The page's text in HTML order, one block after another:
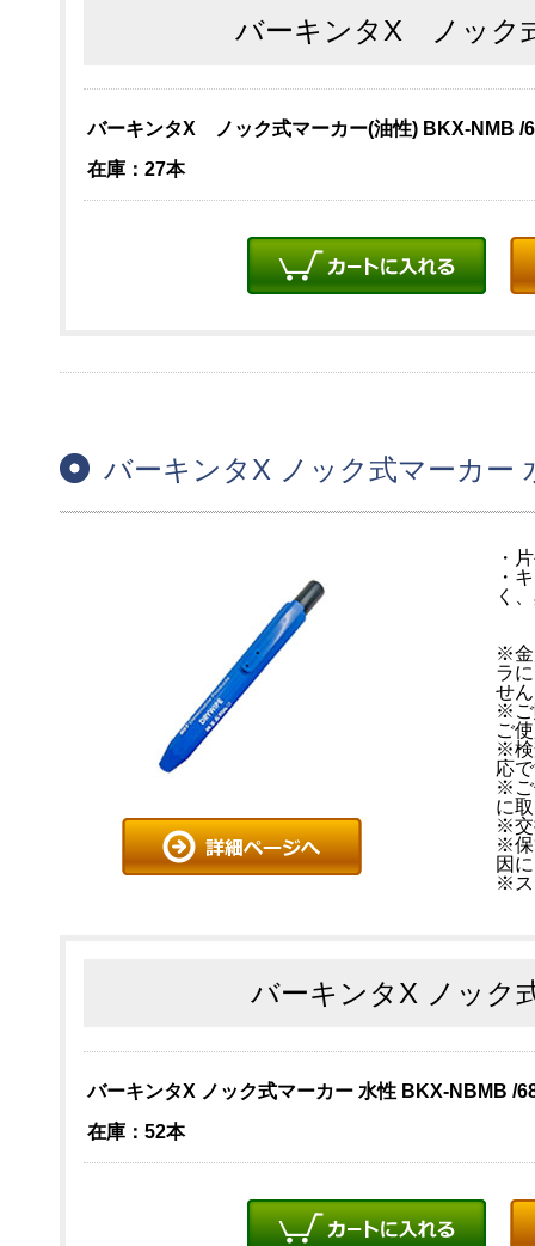
バーキンタX ノック
バーキンタX ノック式マーカー(油性) BKX-NMB /
在庫：27本
バーキンタX ノック式マーカー
・
・
く
※金
ラ
せ
※ご
ご
※検
応
※ご
に
※交
※保
因
※ス
バーキンタX ノック
バーキンタX ノック式マーカー 水性 BKX-NBMB /
在庫：52本